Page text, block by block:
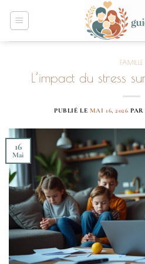
FAMILLE
L’impact du stress
PUBLIÉ LE MAI 16, 2026
16
Mai